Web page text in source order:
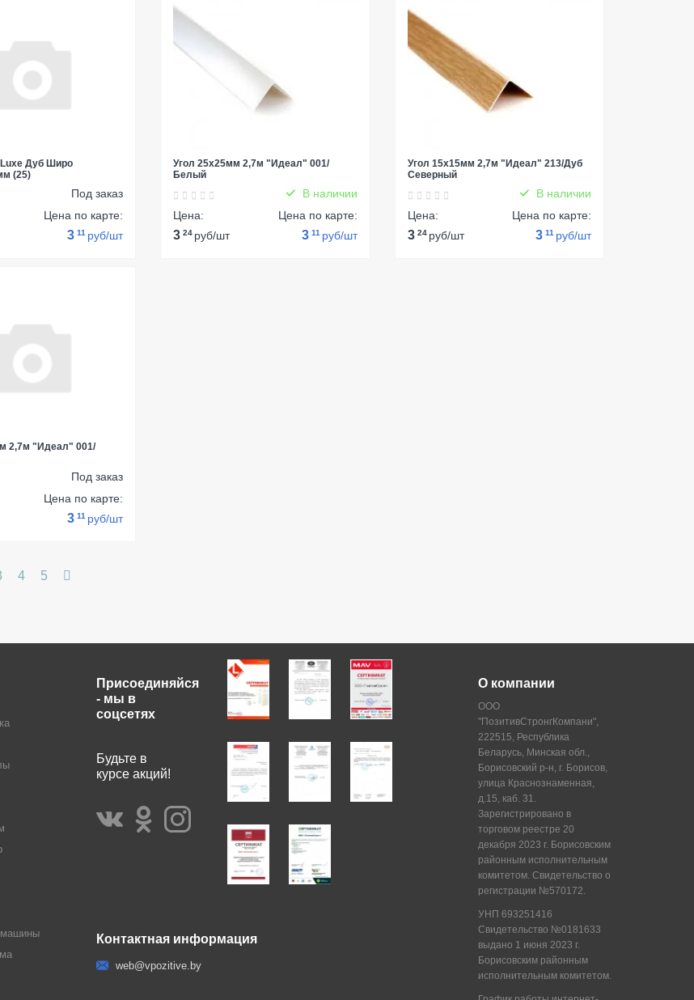
Дуб Широ
(25)
Под заказ
Цена по карте:
3 11 руб/шт
Угол 25х25мм 2,7м "Идеал" 001/
Белый
В наличии
Цена:
3 24 руб/шт
Цена по карте:
3 11 руб/шт
Угол 15х15мм 2,7м "Идеал" 213/Дуб
Северный
В наличии
Цена:
3 24 руб/шт
Цена по карте:
3 11 руб/шт
2,7м "Идеал" 001/
Под заказ
Цена по карте:
3 11 руб/шт
4 5
машины
Присоединяйся
- мы в
соцсетях
Будьте в
курсе акций!
Контактная информация
web@vpozitive.by
О компании
ООО
"ПозитивСтронгКомпани",
222515, Республика
Беларусь, Минская обл.,
Борисовский р-н, г. Борисов,
улица Краснознаменная,
д.15, каб. 31.
Зарегистрировано в
торговом реестре 20
декабря 2023 г. Борисовским
районным исполнительным
комитетом. Свидетельство о
регистрации №570172.
УНП 693251416
Свидетельство №0181633
выдано 1 июня 2023 г.
Борисовским районным
исполнительным комитетом.